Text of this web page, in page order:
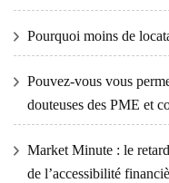
Pourquoi moins de
Pouvez-vous vous
douteuses des PME et
Market Minute : le
de l’accessibilité